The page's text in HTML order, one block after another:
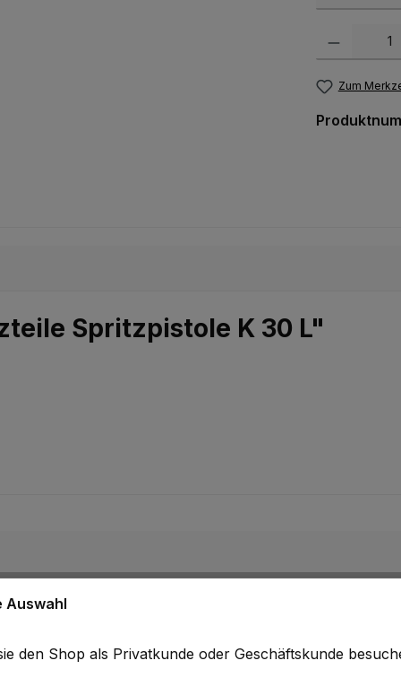
Produkt
Zum
Spritzpistole K 30 L"
Auswahl
den Shop als Privatkunde oder Geschäftskunde